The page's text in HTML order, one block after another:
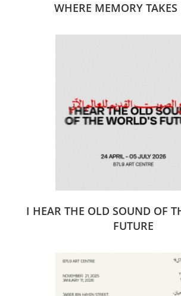
WHERE MEMORY TAKES
I HEAR THE OLD SOUND OF
FUTURE